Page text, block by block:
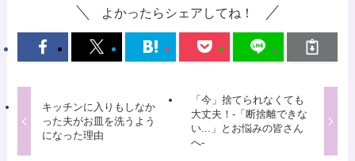
よかったらシェアしてね！
キッチンに入りもしなか
った夫がお皿を洗うよう
になった理由
「今」捨てられなくても
大丈夫！-「断捨離できな
い...」とお悩みの皆さん
へ-